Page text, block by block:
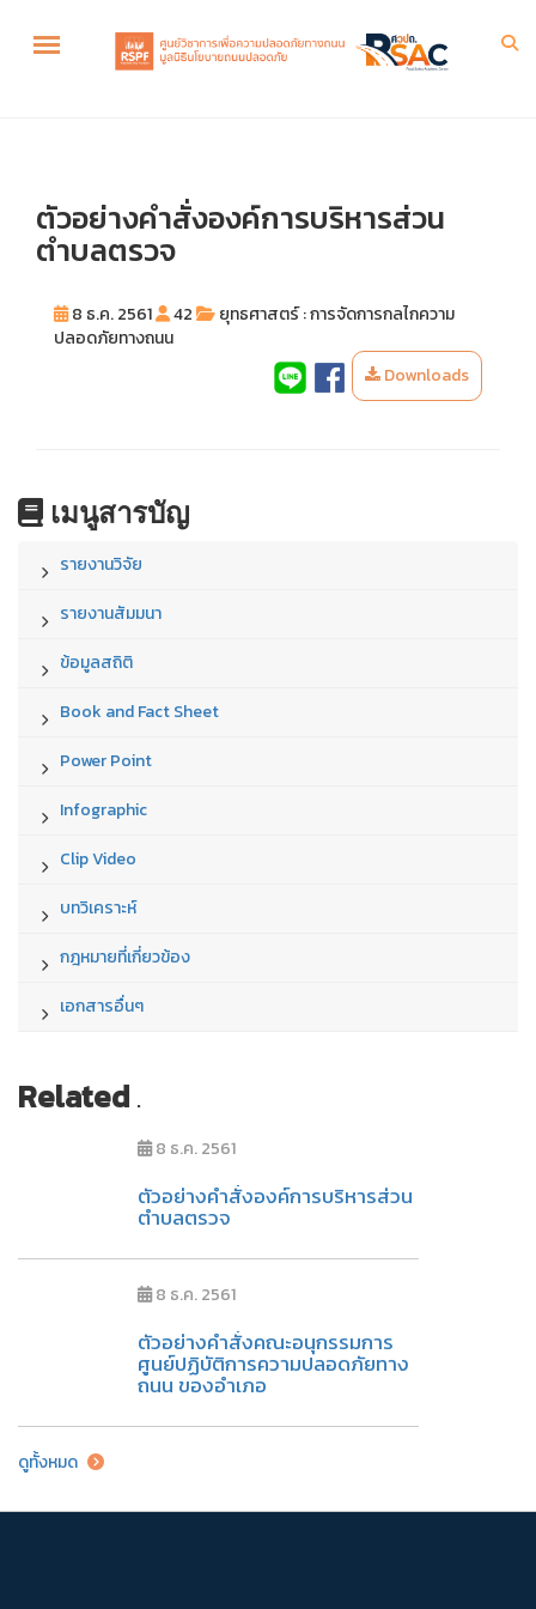
ตัวอย่างคำสั่งองค์การบริหารส่วน
ตำบลตรวจ
8 ธ.ค. 2561 42
ยุทธศาสตร์ : การจัดการกลไกความ
ปลอดภัยทางถนน
Downloads
เมนูสารบัญ
รายงานวิจัย
รายงานสัมมนา
ข้อมูลสถิติ
Book and Fact Sheet
Power Point
Infographic
Clip Video
บทวิเคราะห์
กฎหมายที่เกี่ยวข้อง
เอกสารอื่นๆ
Related.
8 ธ.ค. 2561
ตัวอย่างคำสั่งองค์การบริหารส่วน
ตำบลตรวจ
8 ธ.ค. 2561
ตัวอย่างคำสั่งคณะอนุกรรมการ
ศูนย์ปฏิบัติการความปลอดภัยทาง
ถนน ของอำเภอ
ดูทั้งหมด